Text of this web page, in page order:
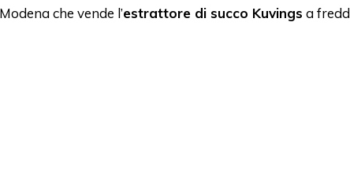
che vende l’estrattore di succo Kuvings a